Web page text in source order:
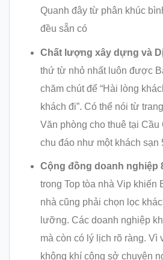
Quanh đây từ phân khúc
đều sẵn có
Chất lượng xây dựng và
thứ từ nhỏ nhất luôn được
chăm chút để “Hài lòng
khách đi”. Có thể nói từ
Văn phòng cho thuê tại Cầu
chu đáo như một khách sạn
Cộng đồng doanh nghiệp
trong Top tòa nhà Vip khiến
nhà cũng phải chọn lọc
lưỡng. Các doanh nghiệp
mà còn có lý lịch rõ ràng. Vì
không khí công sở chuyên